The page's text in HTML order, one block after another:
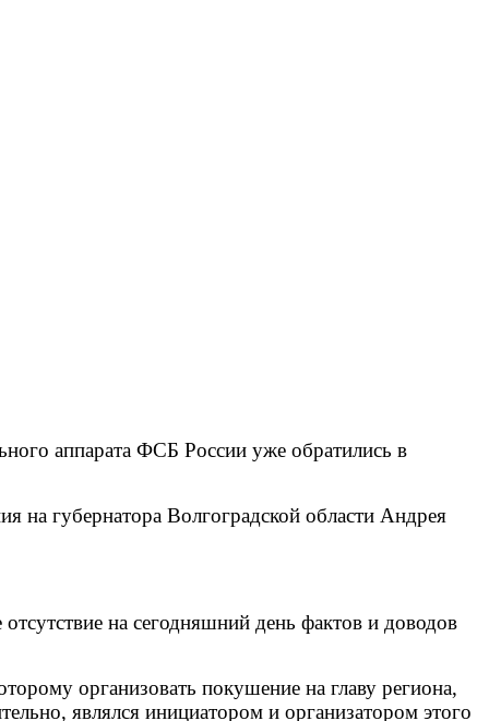
аппарата ФСБ России уже обратились в
на губернатора Волгоградской области Андрея
на сегодняшний день фактов и доводов
организовать покушение на главу региона,
являлся инициатором и организатором этого